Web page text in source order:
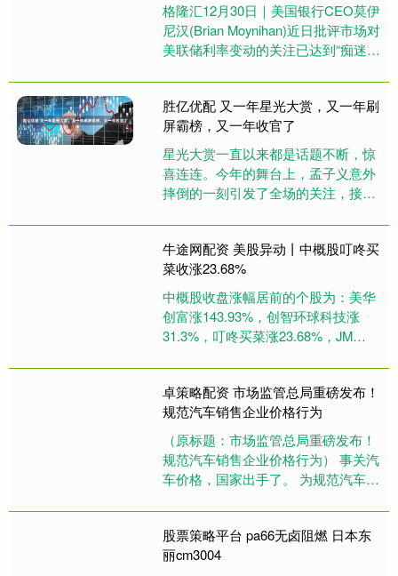
格隆汇12月30日｜美国银行CEO莫伊
尼汉(Brian Moynihan)近日批评市场对
美联储利率变动的关注已达到“痴迷过
小型....
胜亿优配 又一年星光大赏，又一年刷
屏霸榜，又一年收官了
星光大赏一直以来都是话题不断，惊
喜连连。今年的舞台上，孟子义意外
摔倒的一刻引发了全场的关注，接着
的瞬间，网友们纷纷表示太有趣
了。....
牛途网配资 美股异动丨中概股叮咚买
菜收涨23.68%
中概股收盘涨幅居前的个股为：美华
创富涨143.93%，创智环球科技涨
31.3%，叮咚买菜涨23.68%，JM
卓策略配资 市场监管总局重磅发布！
规范汽车销售企业价格行为
（原标题：市场监管总局重磅发布！
规范汽车销售企业价格行为） 事关汽
车价格，国家出手了。 为规范汽车行
研究起草了《汽车行业价格行为....
股票策略平台 pa66无卤阻燃 日本东
丽cm3004